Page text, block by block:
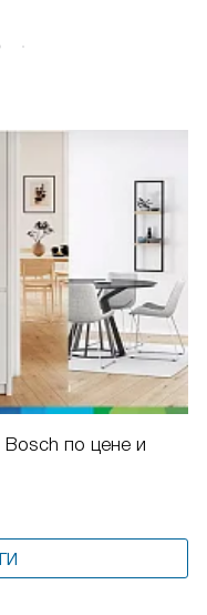
Bosch по цене и